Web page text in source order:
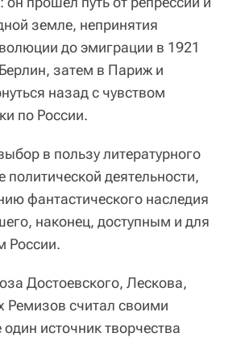
земле, непринятия
до эмиграции в 1921
затем в Париж и
назад с чувством
по России.
в пользу литературного
политической деятельности,
фантастического наследия
наконец, доступным и для
России.
Достоевского, Лескова,
Ремизов считал своими
источник творчества